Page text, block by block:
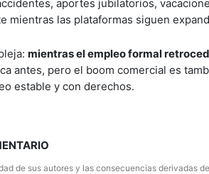
aportes jubilatorios,
mientras las plataformas siguen
mientras el empleo formal
antes, pero el boom comercial es
estable y con derechos.
de sus autores y las consecuencias derivadas